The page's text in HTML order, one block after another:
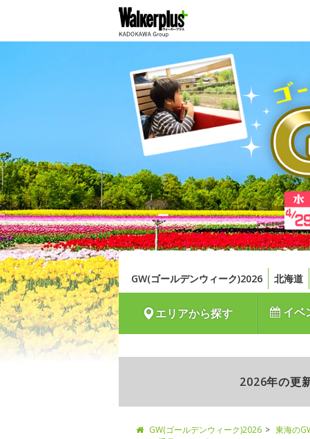
GW(ゴールデンウィーク)2026 北海道
エリアから探す イベ
2026年の更
GW(ゴールデンウィーク)2026 東海の